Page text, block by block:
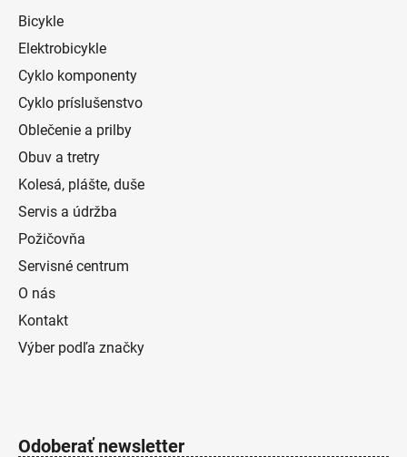
Bicykle
Elektrobicykle
Cyklo komponenty
Cyklo príslušenstvo
Oblečenie a prilby
Obuv a tretry
Kolesá, plášte, duše
Servis a údržba
Požičovňa
Servisné centrum
O nás
Kontakt
Výber podľa značky
Odoberať newsletter